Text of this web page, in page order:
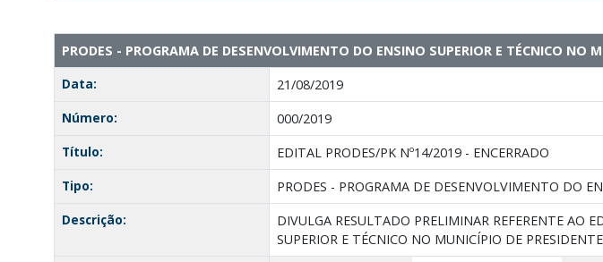
PRODES - PROGRAMA DE DESENVOLVIMENTO DO ENSINO SUPERIOR E TÉCNICO NO
Data:
21/08/2019
Número:
000/2019
Título:
EDITAL PRODES/PK Nº14/2019 - ENCERRADO
Tipo:
PRODES - PROGRAMA DE DESENVOLVIMENTO DO
Descrição:
DIVULGA RESULTADO PRELIMINAR REFERENTE AO
SUPERIOR E TÉCNICO NO MUNICÍPIO DE